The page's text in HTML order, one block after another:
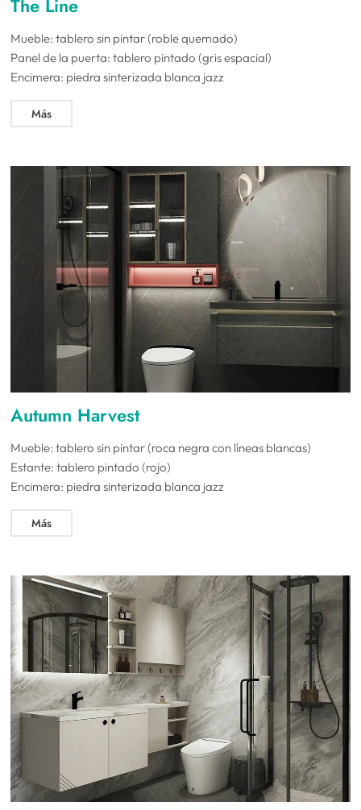
The Line
Mueble: tablero sin pintar (roble quemado)
Panel de la puerta: tablero pintado (gris espacial)
Encimera: piedra sinterizada blanca jazz
Más
Autumn Harvest
Mueble: tablero sin pintar (roca negra con líneas blancas)
Estante: tablero pintado (rojo)
Encimera: piedra sinterizada blanca jazz
Más